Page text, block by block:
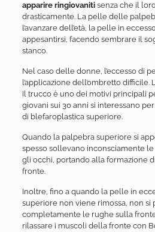
apparire ringiovanitisenza che il
drasticamente. La pelle delle
l’avanzare dell’età, la pelle in
appesantirsi, facendo sembrare il
stanco.
Nel caso delle donne, l’eccesso di
l’applicazione dell’ombretto difficile.
il trucco è uno dei motivi principali
giovani sui 30 anni si interessano
di blefaroplastica superiore.
Quando la palpebra superiore si
spesso sollevano inconsciamente
gli occhi, portando alla formazione
fronte.
Inoltre, fino a quando la pelle in
superiore non viene rimossa, non si
completamente le rughe sulla
rilassare i muscoli della fronte con